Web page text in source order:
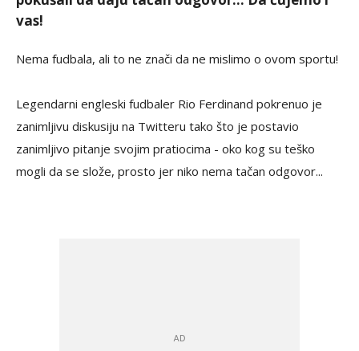
vas!
Nema fudbala, ali to ne znači da ne mislimo o ovom sportu!
Legendarni engleski fudbaler Rio Ferdinand pokrenuo je
zanimljivu diskusiju na Twitteru tako što je postavio
zanimljivo pitanje svojim pratiocima - oko kog su teško
mogli da se slože, prosto jer niko nema tačan odgovor...